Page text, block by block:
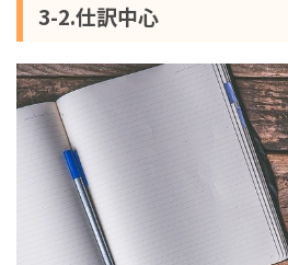
3-2.仕訳中心